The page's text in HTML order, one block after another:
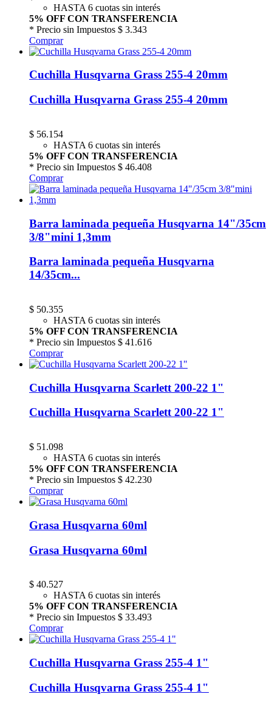
HASTA 6 cuotas sin interés
5% OFF CON TRANSFERENCIA
* Precio sin Impuestos $ 3.343
Comprar
Cuchilla Husqvarna Grass 255-4 20mm
Cuchilla Husqvarna Grass 255-4 20mm
$ 56.154
HASTA 6 cuotas sin interés
5% OFF CON TRANSFERENCIA
* Precio sin Impuestos $ 46.408
Comprar
Barra laminada pequeña Husqvarna 14"/35cm
3/8"mini 1,3mm
Barra laminada pequeña Husqvarna
14/35cm...
$ 50.355
HASTA 6 cuotas sin interés
5% OFF CON TRANSFERENCIA
* Precio sin Impuestos $ 41.616
Comprar
Cuchilla Husqvarna Scarlett 200-22 1"
Cuchilla Husqvarna Scarlett 200-22 1"
$ 51.098
HASTA 6 cuotas sin interés
5% OFF CON TRANSFERENCIA
* Precio sin Impuestos $ 42.230
Comprar
Grasa Husqvarna 60ml
Grasa Husqvarna 60ml
$ 40.527
HASTA 6 cuotas sin interés
5% OFF CON TRANSFERENCIA
* Precio sin Impuestos $ 33.493
Comprar
Cuchilla Husqvarna Grass 255-4 1"
Cuchilla Husqvarna Grass 255-4 1"